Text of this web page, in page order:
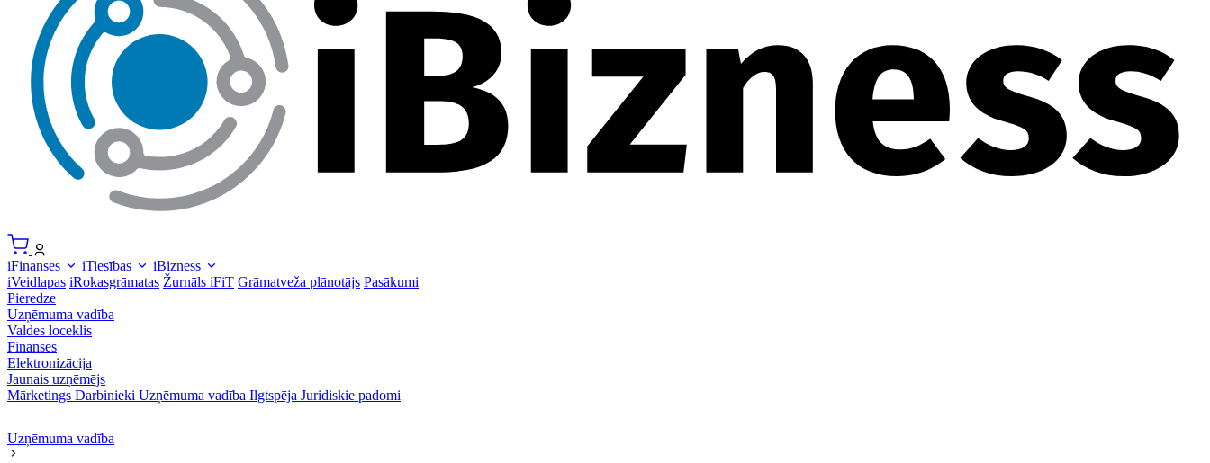
iFinanses iTiesības
iBizness
iVeidlapas iRokasgrāmatas Žurnāls iFiT Grāmatveža plānotājs Pasākumi
Pieredze
Uzņēmuma vadība
Valdes loceklis
Finanses
Elektronizācija
Jaunais uzņēmējs
Mārketings Darbinieki Uzņēmuma vadība Ilgtspēja Juridiskie padomi
Uzņēmuma vadība